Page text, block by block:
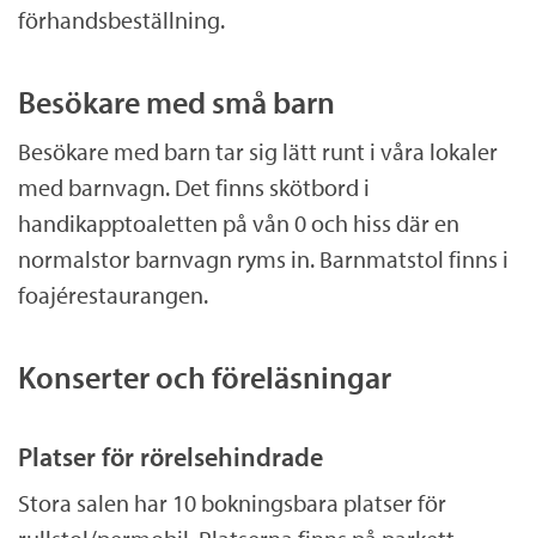
förhandsbeställning.
Besökare med små barn
Besökare med barn tar sig lätt runt i våra lokaler
med barnvagn. Det finns skötbord i
handikapptoaletten på vån 0 och hiss där en
normalstor barnvagn ryms in. Barnmatstol finns i
foajérestaurangen.
Konserter och föreläsningar
Platser för rörelsehindrade
Stora salen har 10 bokningsbara platser för